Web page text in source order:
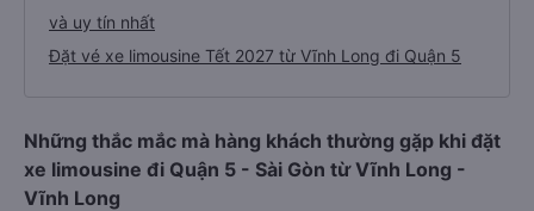
và uy tín nhất
Đặt vé xe limousine Tết 2027 từ Vĩnh Long đi Quận 5
Những thắc mắc mà hàng khách thường gặp khi đặt
xe limousine đi Quận 5 - Sài Gòn từ Vĩnh Long -
Vĩnh Long